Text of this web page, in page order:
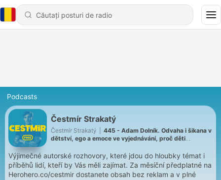
Podcasts
Čestmír Strakatý
Čestmír Strakatý
445 - Adam Dolník. Odvaha i šikana v
dětství, ego a emoce ve vyjednávání, proč děti
neříkat
Výjimečné autorské rozhovory, které jdou do hloubky témat i
příběhů lidí, kteří by Vás měli zajímat. Za měsíční předplatné na
Herohero.co/cestmir dostanete obsah bez reklam a v plné